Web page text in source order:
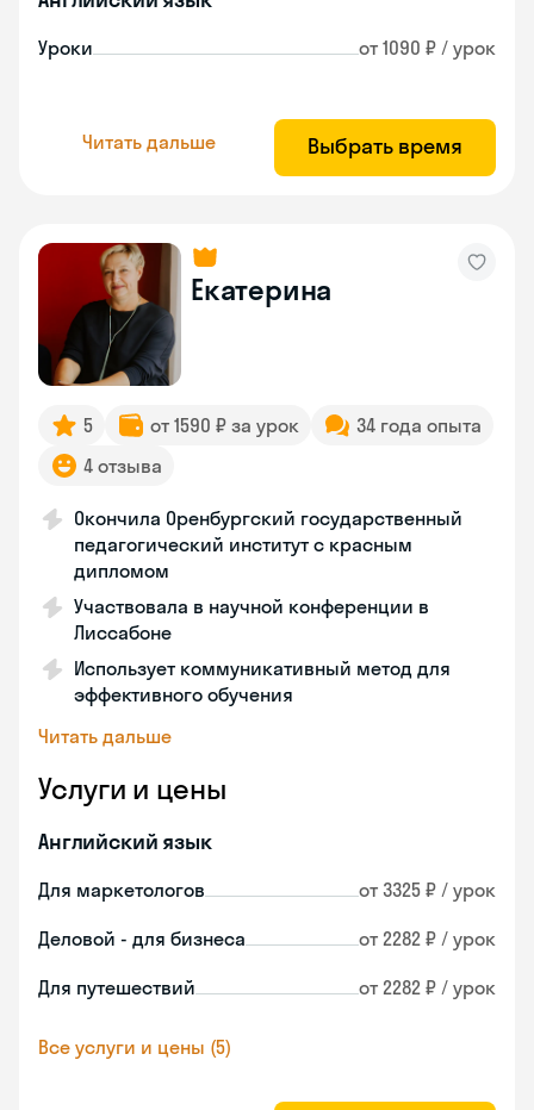
Уроки от 1090 ₽ / урок
Читать дальше Выбрать время
Екатерина
5 от 1590 ₽ за урок
34 года опыта
4 отзыва
Окончила Оренбургский государственный
педагогический институт с красным
дипломом
Участвовала в научной конференции в
Лиссабоне
Использует коммуникативный метод для
эффективного обучения
Читать дальше
Услуги и цены
Английский язык
Для маркетологов от 3325 ₽ / урок
Деловой - для бизнеса от 2282 ₽ / урок
Для путешествий от 2282 ₽ / урок
Все услуги и цены (5)